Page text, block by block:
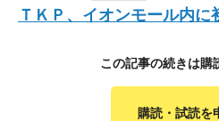
ＴＫＰ、イオンモール内に
この記事の続きは購
購読・試読を